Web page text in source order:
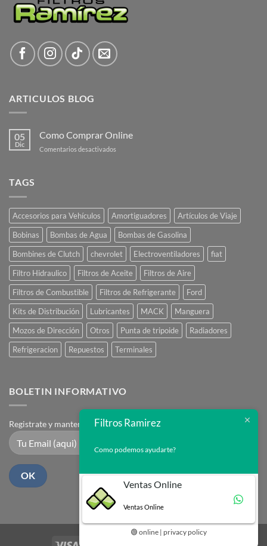
ARTICULOS BLOG
05
Dic
Como Comprar Online
Comentarios desactivados
TAGS
Accesorios para Vehículos Amortiguadores
Artículos de Viaje
Bobinas
Bombas de Agua
Bombas de Gasolina
Bombines de Clutch
chevrolet Electroventiladores
fiat
Filtro Hidraulico
Filtros de Aceite
Filtros de Aire
Filtros de Combustible
Filtros de Refrigerante
Ford
Kits de Distribución
Lubricantes MACK
Manguera
Mozos de Dirección
Otros Punta de tripoide
Radiadores
Refrigeracion
Repuestos Terminales
BOLETIN INFORMATIVO
Registrate y mantente en contacto
Visa
Filtros Ramirez
Como podemos ayudarte?
Ventas Online
Ventas Online
🟢 online | privacy policy